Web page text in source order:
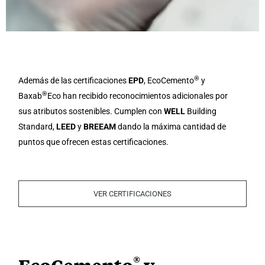
Además de las certificacionesEPD, EcoCemento® y
Baxab®Eco han recibido reconocimientos adicionales por
sus atributos sostenibles. Cumplen conWELL Building
Standard,LEEDyBREEAMdando la máxima cantidad de
puntos que ofrecen estas certificaciones.
VER CERTIFICACIONES